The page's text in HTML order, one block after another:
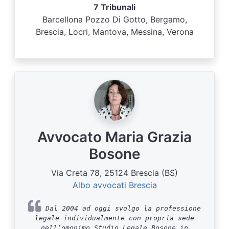
7 Tribunali
Barcellona Pozzo Di Gotto, Bergamo,
Brescia, Locri, Mantova, Messina, Verona
Avvocato Maria Grazia
Bosone
Via Creta 78, 25124 Brescia (BS)
Albo avvocati Brescia
Dal 2004 ad oggi svolgo la professione
legale individualmente con propria sede